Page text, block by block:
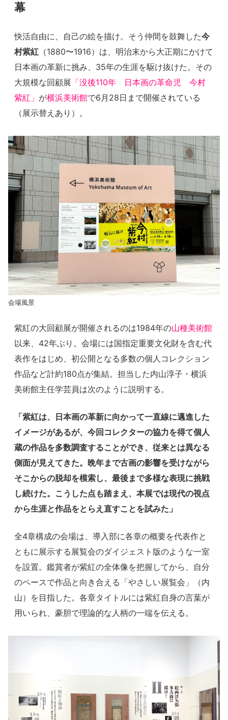
幕
快活自由に、自己の絵を描け。そう仲間を鼓舞した今
村紫紅 （1880〜1916）は、明治末から大正期にかけて
日本画の革新に挑み、35年の生涯を駆け抜けた。その
大規模な回顧展 「没後110年 日本画の革命児 今村
紫紅」 が横浜美術館で6月28日まで開催されている
（展示替えあり）。
会場風景
紫紅の大回顧展が開催されるのは1984年の山種美術館
以来、42年ぶり。会場には国指定重要文化財を含む代
表作をはじめ、初公開となる多数の個人コレクション
作品など計約180点が集結。担当した内山淳子・横浜
美術館主任学芸員は次のように説明する。
「紫紅は、日本画の革新に向かって一直線に邁進した
イメージがあるが、今回コレクターの協力を得て個人
蔵の作品を多数調査することができ、従来とは異なる
側面が見えてきた。晩年まで古画の影響を受けながら
そこからの脱却を模索し、最後まで多様な表現に挑戦
し続けた。こうした点も踏まえ、本展では現代の視点
から生涯と作品をとらえ直すことを試みた」
全4章構成の会場は、導入部に各章の概要を代表作と
ともに展示する展覧会のダイジェスト版のような一室
を設置。鑑賞者が紫紅の全体像を把握してから、自分
のペースで作品と向き合える「やさしい展覧会」（内
山）を目指した。各章タイトルには紫紅自身の言葉が
用いられ、豪胆で理論的な人柄の一端を伝える。